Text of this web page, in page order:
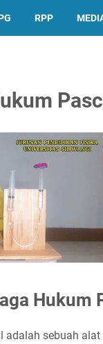
RPP
Hukum
adalah sebuah